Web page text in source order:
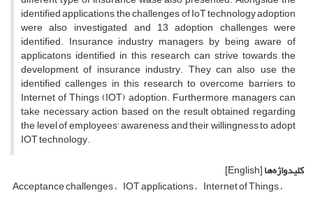
identified applications, the challenges of IoT technology adoption
were also investigated, and 13 adoption challenges were
identified. Insurance industry managers, by being aware of
applicatons identified in this research, can strive towards the
development of insurance industry. They can also use the
identified callenges in this research to overcome barriers to
Internet of Things (IOT) adoption. Furthermore, managers can
take necessary action based on the result obtained regarding
the level of employees' awareness and their willingness to adopt
IOT technology.
کلیدواژه‌ها[English]
Acceptance challenges IOT applications Internet of Things